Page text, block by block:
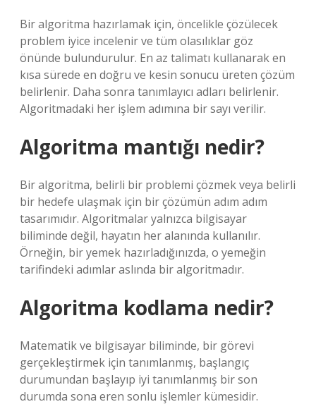
Bir algoritma hazırlamak için, öncelikle çözülecek
problem iyice incelenir ve tüm olasılıklar göz
önünde bulundurulur. En az talimatı kullanarak en
kısa sürede en doğru ve kesin sonucu üreten çözüm
belirlenir. Daha sonra tanımlayıcı adları belirlenir.
Algoritmadaki her işlem adımına bir sayı verilir.
Algoritma mantığı nedir?
Bir algoritma, belirli bir problemi çözmek veya belirli
bir hedefe ulaşmak için bir çözümün adım adım
tasarımıdır. Algoritmalar yalnızca bilgisayar
biliminde değil, hayatın her alanında kullanılır.
Örneğin, bir yemek hazırladığınızda, o yemeğin
tarifindeki adımlar aslında bir algoritmadır.
Algoritma kodlama nedir?
Matematik ve bilgisayar biliminde, bir görevi
gerçekleştirmek için tanımlanmış, başlangıç ​​
durumundan başlayıp iyi tanımlanmış bir son
durumda sona eren sonlu işlemler kümesidir.